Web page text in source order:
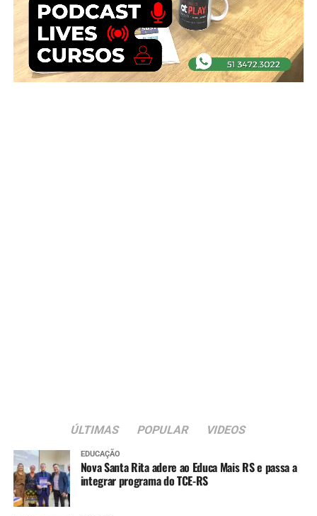
ÚLTIMAS POPULAR VIDEOS
EDUCAÇÃO
Nova Santa Rita adere ao Educa Mais RS e passa a
integrar programa do TCE-RS